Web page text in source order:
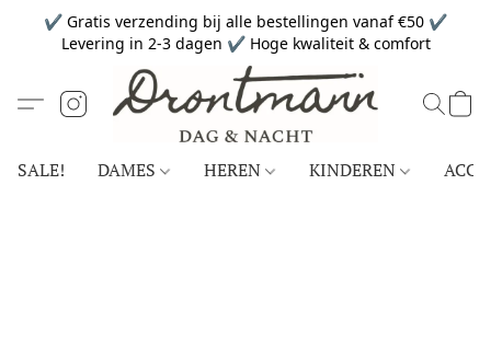
✔ Gratis verzending bij alle bestellingen vanaf €50 ✔
Levering in 2-3 dagen ✔ Hoge kwaliteit & comfort
SALE! DAMES HEREN KINDEREN